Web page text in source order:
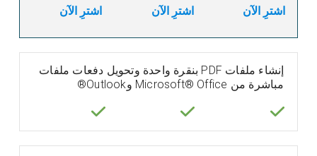
اشترِ الآن اشترِ الآن اشترِ الآن
إنشاء ملفات PDF بنقرة واحدة وتحويل دفعات ملفات
مباشرة من Microsoft® Office وOutlook®